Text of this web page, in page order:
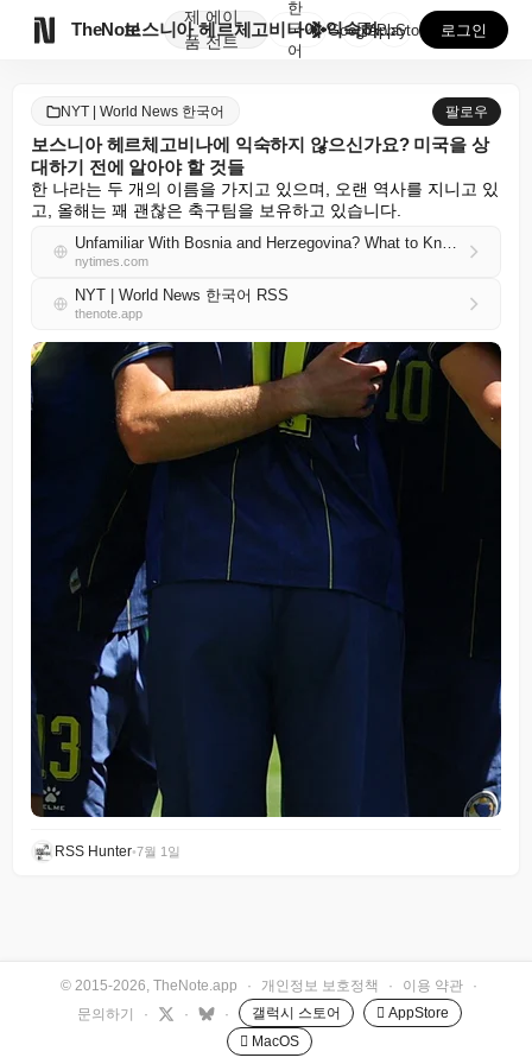
TheNote
제
품
에이
전트
보스니아 헤르체고비나에 익숙하지 않으신가요? 미국을 상...
한
국
어
GooglePlay
AppStore 로그인
NYT | World News 한국어 팔로우
보스니아 헤르체고비나에 익숙하지 않으신가요? 미국을 상
대하기 전에 알아야 할 것들
한 나라는 두 개의 이름을 가지고 있으며, 오랜 역사를 지니고 있
고, 올해는 꽤 괜찮은 축구팀을 보유하고 있습니다.
Unfamiliar With Bosnia and Herzegovina? What to Know Before It Faces the U.S.
nytimes.com
NYT | World News 한국어 RSS
thenote.app
RSS Hunter•7월 1일
© 2015-2026, TheNote.app · 개인정보 보호정책 · 이용 약관
·
문의하기
· · · 갤럭시 스토어
 AppStore
 MacOS